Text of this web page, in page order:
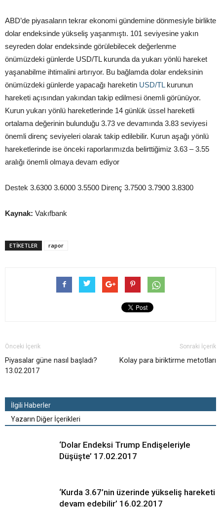
ABD’de piyasaların tekrar ekonomi gündemine dönmesiyle birlikte
dolar endeksinde yükseliş yaşanmıştı. 101 seviyesine yakın
seyreden dolar endeksinde görülebilecek değerlenme
önümüzdeki günlerde USD/TL kurunda da yukarı yönlü hareket
yaşanabilme ihtimalini artırıyor. Bu bağlamda dolar endeksinin
önümüzdeki günlerde yapacağı hareketin USD/TL kurunun
hareketi açısından yakından takip edilmesi önemli görünüyor.
Kurun yukarı yönlü hareketlerinde 14 günlük üssel hareketli
ortalama değerinin bulunduğu 3.73 ve devamında 3.83 seviyesi
önemli direnç seviyeleri olarak takip edilebilir. Kurun aşağı yönlü
hareketlerinde ise önceki raporlarımızda belirttiğimiz 3.63 – 3.55
aralığı önemli olmaya devam ediyor
Destek 3.6300 3.6000 3.5500 Direnç 3.7500 3.7900 3.8300
Kaynak: Vakıfbank
ETIKETLER rapor
Önceki İçerik
Piyasalar güne nasıl başladı?
13.02.2017
Sonraki İçerik
Kolay para biriktirme metotları
İlgili Haberler
Yazarın Diğer İçerikleri
‘Dolar Endeksi Trump Endişeleriyle
Düşüşte’ 17.02.2017
‘Kurda 3.67’nin üzerinde yükseliş hareketi
devam edebilir’ 16.02.2017